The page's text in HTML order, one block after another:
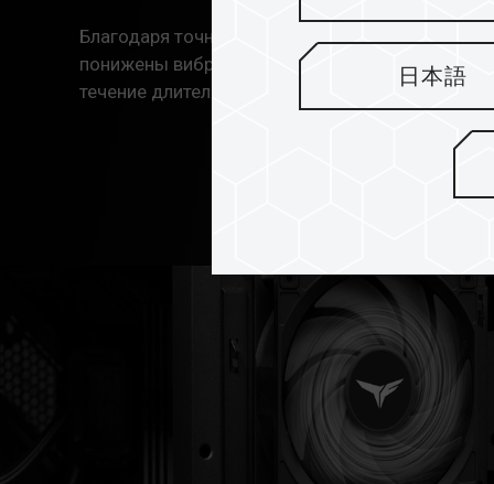
Благодаря точно спроектированным
понижены вибрация и шум и он может
течение длительных периодов времени при
日本語